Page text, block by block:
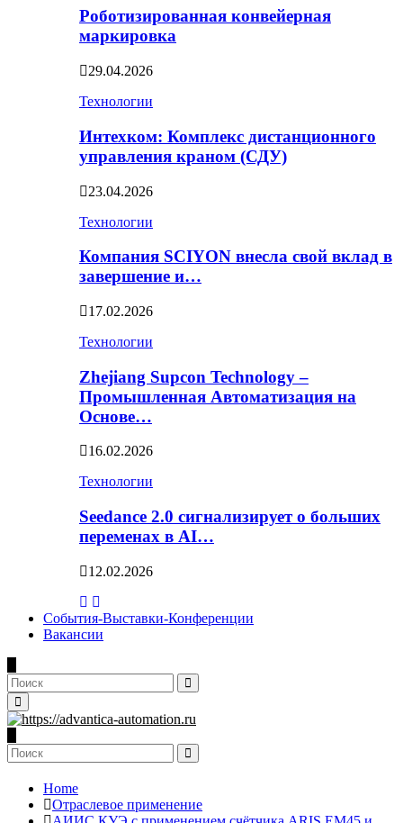
Роботизированная конвейерная
маркировка
29.04.2026
Технологии
Интехком: Комплекс дистанционного
управления краном (СДУ)
23.04.2026
Технологии
Компания SCIYON внесла свой вклад в
завершение и…
17.02.2026
Технологии
Zhejiang Supcon Technology –
Промышленная Автоматизация на
Основе…
16.02.2026
Технологии
Seedance 2.0 сигнализирует о больших
переменах в AI…
12.02.2026
События-Выставки-Конференции
Вакансии
Search
for:
Search
Primary
Menu
Search
for:
Search
Home
Отраслевое применение